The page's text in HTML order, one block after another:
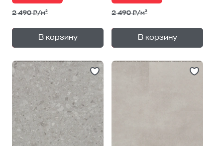
2 490 ₽/м²
В корзину
— 1уп.
2 490 ₽/м²
В корзину
— 1уп.